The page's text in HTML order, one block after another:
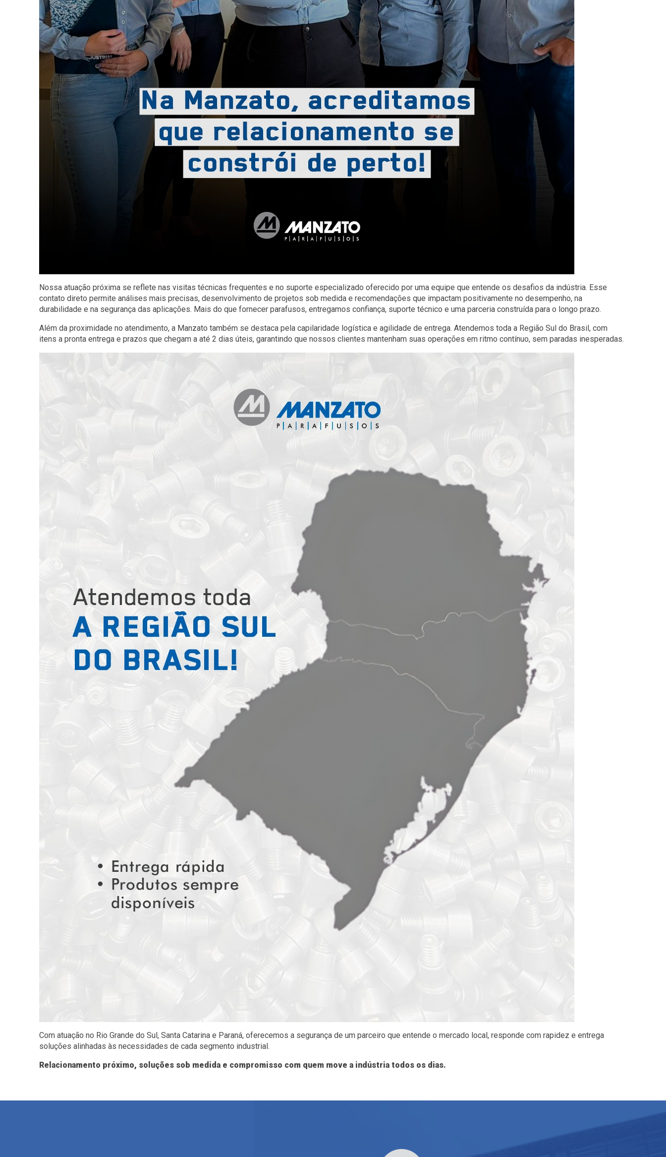
Nossa atuação próxima se reflete nas visitas técnicas frequentes e no suporte especializado oferecido por uma equipe que entende os desafios da indústria. Esse
contato direto permite análises mais precisas, desenvolvimento de projetos sob medida e recomendações que impactam positivamente no desempenho, na
durabilidade e na segurança das aplicações. Mais do que fornecer parafusos, entregamos confiança, suporte técnico e uma parceria construída para o longo prazo.
Além da proximidade no atendimento, a Manzato também se destaca pela capilaridade logística e agilidade de entrega. Atendemos toda a Região Sul do Brasil, com
itens a pronta entrega e prazos que chegam a até 2 dias úteis, garantindo que nossos clientes mantenham suas operações em ritmo contínuo, sem paradas inesperadas.
Com atuação no Rio Grande do Sul, Santa Catarina e Paraná, oferecemos a segurança de um parceiro que entende o mercado local, responde com rapidez e entrega
soluções alinhadas às necessidades de cada segmento industrial.
Relacionamento próximo, soluções sob medida e compromisso com quem move a indústria todos os dias.